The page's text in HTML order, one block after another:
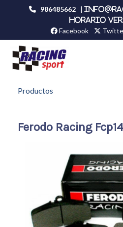
986485662 |
HORARIO
Facebook
Productos
Ferodo Racing